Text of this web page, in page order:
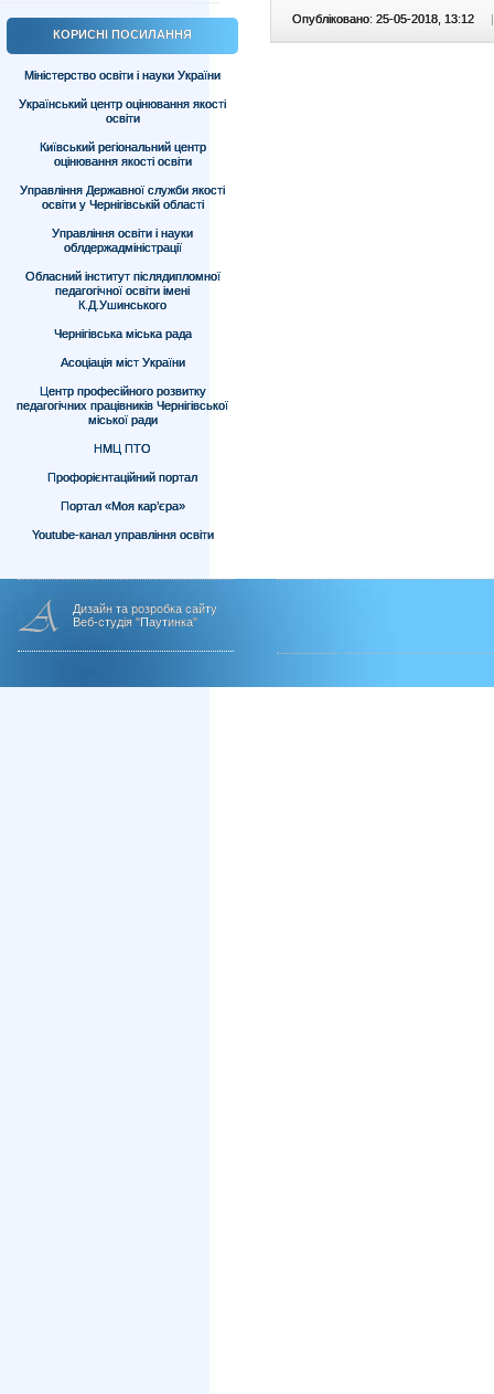
КОРИСНІ ПОСИЛАННЯ
Міністерство освіти і науки України
Український центр оцінювання якості
освіти
Київський регіональний центр
оцінювання якості освіти
Управління Державної служби якості
освіти у Чернігівській області
Управління освіти і науки
облдержадміністрації
Обласний інститут післядипломної
педагогічної освіти імені
К.Д.Ушинського
Чернігівська міська рада
Асоціація міст України
Центр професійного розвитку
педагогічних працівників Чернігівської
міської ради
НМЦ ПТО
Профорієнтаційний портал
Портал «Моя кар’єра»
Youtube-канал управління освіти
Опубліковано: 25-05-2018, 13:12 |
Дизайн та розробка сайту
Веб-студія "Паутинка"